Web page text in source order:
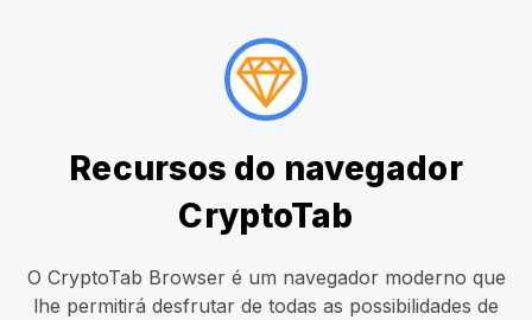
Recursos do navegador
CryptoTab
O CryptoTab Browser é um navegador moderno que
lhe permitirá desfrutar de todas as possibilidades de